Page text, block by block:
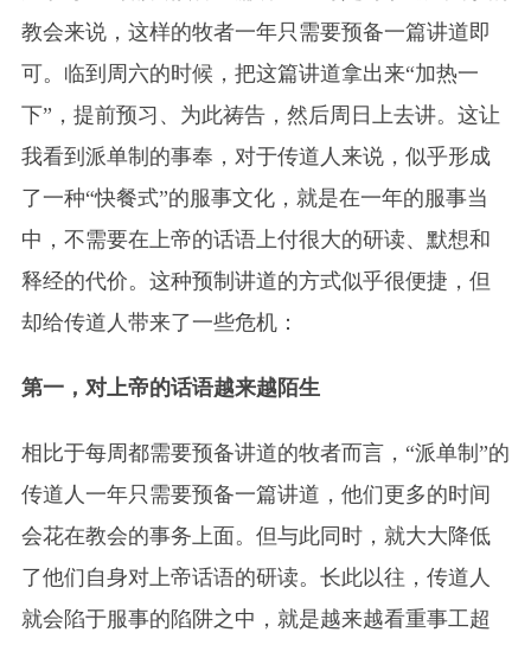
教会来说，这样的牧者一年只需要预备一篇讲道即
可。临到周六的时候，把这篇讲道拿出来“加热一
下”，提前预习、为此祷告，然后周日上去讲。这让
我看到派单制的事奉，对于传道人来说，似乎形成
了一种“快餐式”的服事文化，就是在一年的服事当
中，不需要在上帝的话语上付很大的研读、默想和
释经的代价。这种预制讲道的方式似乎很便捷，但
却给传道人带来了一些危机：
第一，对上帝的话语越来越陌生
相比于每周都需要预备讲道的牧者而言，“派单制 ”的
传道人一年只需要预备一篇讲道，他们更多的时间
会花在教会的事务上面。但与此同时，就大大降低
了他们自身对上帝话语的研读。长此以往，传道人
就会陷于服事的陷阱之中，就是越来越看重事工超